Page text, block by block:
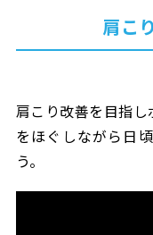
肩こ
肩こり改善を目指し
をほぐしながら日
う。